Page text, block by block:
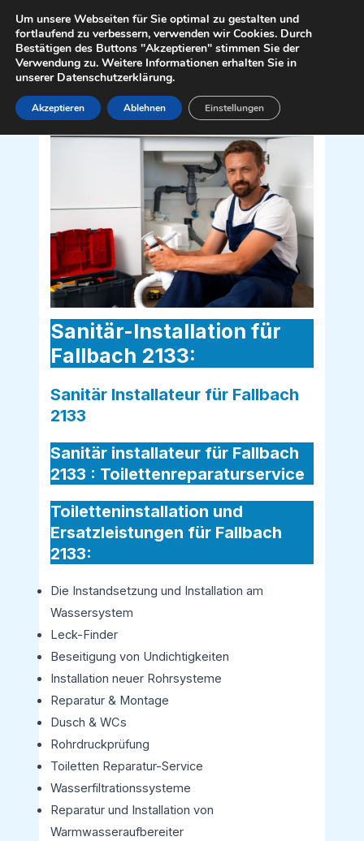
Inhalt
springen
Sanitär Installateur für Fallbach 2133
Sanitär-Installation für
Fallbach 2133:
Sanitär Installateur für Fallbach
2133
Sanitär installateur für Fallbach
2133 : Toilettenreparaturservice
Toiletteninstallation und
Ersatzleistungen für Fallbach
2133:
Die Instandsetzung und Installation am
Wassersystem
Leck-Finder
Beseitigung von Undichtigkeiten
Installation neuer Rohrsysteme
Reparatur & Montage
Dusch & WCs
Rohrdruckprüfung
Toiletten Reparatur-Service
Wasserfiltrationssysteme
Reparatur und Installation von
Warmwasseraufbereiter
Um unsere Webseiten für Sie optimal zu gestalten und
fortlaufend zu verbessern, verwenden wir Cookies. Durch
Bestätigen des Buttons "Akzeptieren" stimmen Sie der
Verwendung zu. Weitere Informationen erhalten Sie in
unserer Datenschutzerklärung.
Akzeptieren Ablehnen Einstellungen